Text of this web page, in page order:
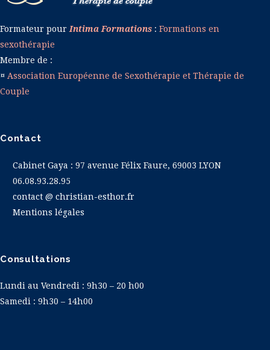
Formateur pourIntima Formations : Formations en
sexothérapie
Membre de :
¤ Association Européenne de Sexothérapie et Thérapie de
Couple
Contact
Cabinet Gaya : 97 avenue Félix Faure, 69003 LYON
06.08.93.28.95
contact @ christian-esthor.fr
Mentions légales
Consultations
Lundi au Vendredi : 9h30 – 20 h00
Samedi : 9h30 – 14h00